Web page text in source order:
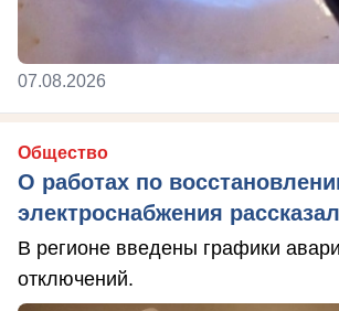
07.08.2026
Общество
О работах по
электроснабжения
В регионе введены графики
отключений.